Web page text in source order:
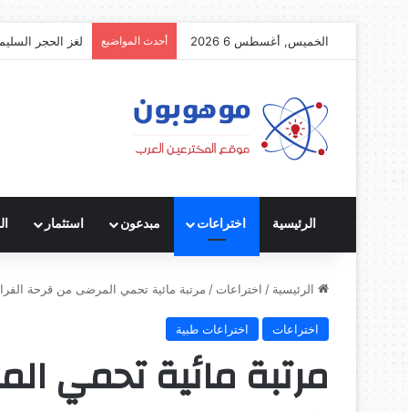
الخميس, أغسطس 6 2026 أحدث المواضيع لغز الحجر
الرئيسية اختراعات مبدعون استثمار
الرئيسية / اختراعات / مرتبة مائية تحمي المرضى من قرحة
اختراعات اختراعات طبية
مرتبة مائية تحمي